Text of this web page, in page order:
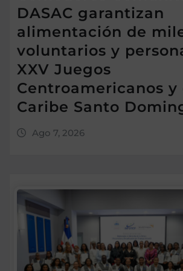
DASAC garantizan
alimentación de
voluntarios y
XXV Juegos
Centroamericanos y
Caribe Santo
Ago 7, 2026